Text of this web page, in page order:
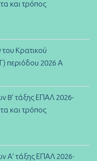
και τρόπος
Κρατικού
περιόδου 2026 Α
B’ τάξης ΕΠΑΛ 2026-
και τρόπος
Α’ τάξης ΕΠΑΛ 2026-